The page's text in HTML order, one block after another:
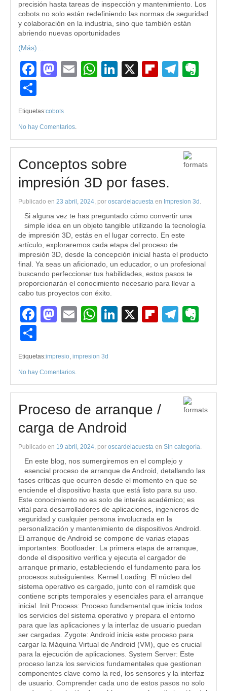
precisión hasta tareas de inspección y mantenimiento. Los
cobots no solo están redefiniendo las normas de seguridad
y colaboración en la industria, sino que también están
abriendo nuevas oportunidades
(Más)…
Facebook
Mastodon
EmailWhatsApp
LinkedIn
X Flipboard
Etiquetas:cobots
No hay Comentarios.
Conceptos sobre
impresión 3D por fases.
Publicado en 23 abril, 2024, por oscardelacuesta en Impresion 3d .
Si alguna vez te has preguntado cómo convertir una
simple idea en un objeto tangible utilizando la tecnología
de impresión 3D, estás en el lugar correcto. En este
artículo, exploraremos cada etapa del proceso de
impresión 3D, desde la concepción inicial hasta el producto
final. Ya seas un aficionado, un educador, o un profesional
buscando perfeccionar tus habilidades, estos pasos te
proporcionarán el conocimiento necesario para llevar a
cabo tus proyectos con éxito.
Facebook
Mastodon
EmailWhatsApp
LinkedIn
X Flipboard
Etiquetas:impresio, impresion 3d
No hay Comentarios.
Proceso de arranque /
carga de Android
Publicado en 19 abril, 2024, por oscardelacuesta en Sin categoría.
En este blog, nos sumergiremos en el complejo y
esencial proceso de arranque de Android, detallando las
fases críticas que ocurren desde el momento en que se
enciende el dispositivo hasta que está listo para su uso.
Este conocimiento no es solo de interés académico; es
vital para desarrolladores de aplicaciones, ingenieros de
seguridad y cualquier persona involucrada en la
personalización y mantenimiento de dispositivos Android.
El arranque de Android se compone de varias etapas
importantes: Bootloader: La primera etapa de arranque,
donde el dispositivo verifica y ejecuta el cargador de
arranque primario, estableciendo el fundamento para los
procesos subsiguientes. Kernel Loading: El núcleo del
sistema operativo es cargado, junto con el ramdisk que
contiene scripts temporales y esenciales para el arranque
inicial. Init Process: Proceso fundamental que inicia todos
los servicios del sistema operativo y prepara el entorno
para que las aplicaciones y la interfaz de usuario puedan
ser cargadas. Zygote: Android inicia este proceso para
cargar la Máquina Virtual de Android (VM), que es crucial
para la ejecución de aplicaciones. System Server: Este
proceso lanza los servicios fundamentales que gestionan
componentes clave como la red, los sensores y la interfaz
de usuario. Comprender cada uno de estos pasos no solo